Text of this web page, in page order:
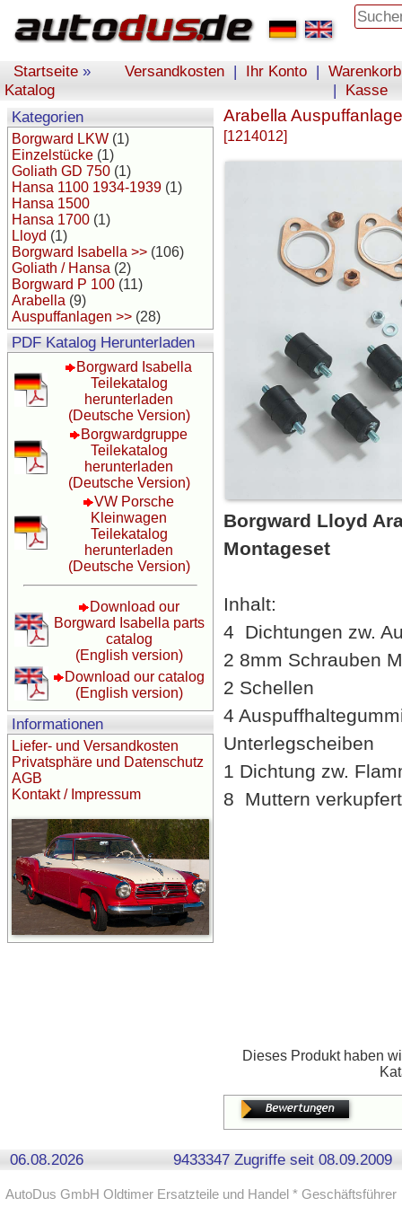
Startseite »
Katalog
Versandkosten | Ihr Konto | Warenkorb
| Kasse
Kategorien
Borgward LKW (1)
Einzelstücke (1)
Goliath GD 750 (1)
Hansa 1100 1934-1939 (1)
Hansa 1500
Hansa 1700 (1)
Lloyd (1)
Borgward Isabella >> (106)
Goliath / Hansa (2)
Borgward P 100 (11)
Arabella (9)
Auspuffanlagen >> (28)
PDF Katalog Herunterladen
Borgward Isabella
Teilekatalog
herunterladen
(Deutsche Version)
Borgwardgruppe
Teilekatalog
herunterladen
(Deutsche Version)
VW Porsche
Kleinwagen
Teilekatalog
herunterladen
(Deutsche Version)
Download our
Borgward Isabella parts
catalog
(English version)
Download our catalog
(English version)
Informationen
Liefer- und Versandkosten
Privatsphäre und Datenschutz
AGB
Kontakt / Impressum
Arabella
[1214012]
Borgward Lloyd
Montageset
Inhalt:
4 Dichtungen zw.
2 8mm Schrauben
2 Schellen
4
Unterlegscheiben
1 Dichtung zw.
8 Muttern verkupfert
Dieses Produkt haben
06.08.2026 9433347 Zugriffe seit 08.09.2009
AutoDus GmbH Oldtimer Ersatzteile und Handel * Geschäftsführer